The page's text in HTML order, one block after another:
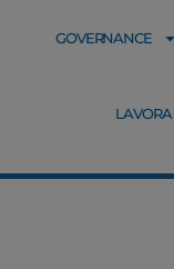
GOVERNANCE